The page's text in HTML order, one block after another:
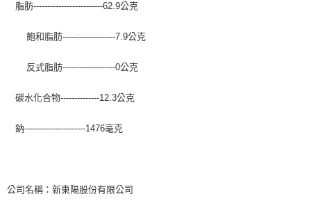
脂肪-------------------------62.9公克
飽和脂肪-------------------7.9公克
反式脂肪-------------------0公克
碳水化合物--------------12.3公克
鈉----------------------1476毫克
公司名稱：新東陽股份有限公司